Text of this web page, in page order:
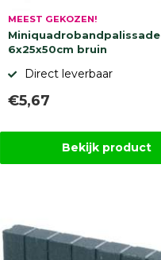
MEEST GEKOZEN!
Miniquadrobandpalissade
6x25x50cm bruin
Direct leverbaar
€5,67
Bekijk product